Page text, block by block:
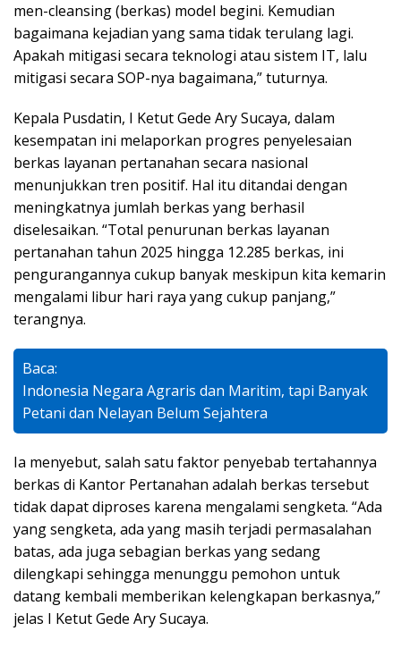
men-cleansing (berkas) model begini. Kemudian
bagaimana kejadian yang sama tidak terulang lagi.
Apakah mitigasi secara teknologi atau sistem IT, lalu
mitigasi secara SOP-nya bagaimana,” tuturnya.
Kepala Pusdatin, I Ketut Gede Ary Sucaya, dalam
kesempatan ini melaporkan progres penyelesaian
berkas layanan pertanahan secara nasional
menunjukkan tren positif. Hal itu ditandai dengan
meningkatnya jumlah berkas yang berhasil
diselesaikan. “Total penurunan berkas layanan
pertanahan tahun 2025 hingga 12.285 berkas, ini
pengurangannya cukup banyak meskipun kita kemarin
mengalami libur hari raya yang cukup panjang,”
terangnya.
Baca:
Indonesia Negara Agraris dan Maritim, tapi Banyak
Petani dan Nelayan Belum Sejahtera
Ia menyebut, salah satu faktor penyebab tertahannya
berkas di Kantor Pertanahan adalah berkas tersebut
tidak dapat diproses karena mengalami sengketa. “Ada
yang sengketa, ada yang masih terjadi permasalahan
batas, ada juga sebagian berkas yang sedang
dilengkapi sehingga menunggu pemohon untuk
datang kembali memberikan kelengkapan berkasnya,”
jelas I Ketut Gede Ary Sucaya.